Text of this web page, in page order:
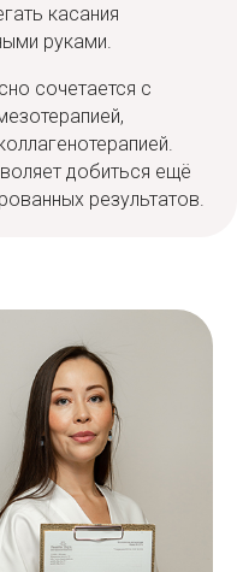
касания
руками.
сочетается с
добиться ещё
результатов.